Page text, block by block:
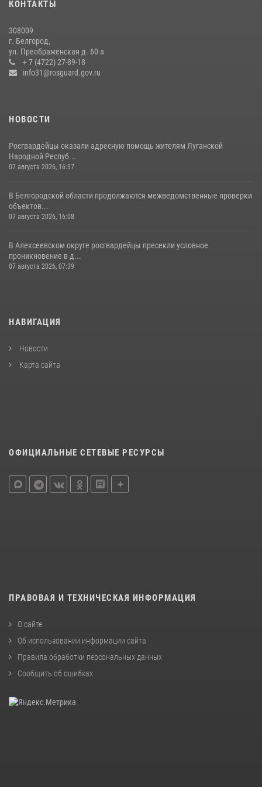
Белгородские росгвардейцы задержали рецидивиста за попытку
кражи из магазина
14 июля 2026, 07:13
КОНТАКТЫ
308009
г. Белгород,
ул. Преображенская д. 60 а
+ 7 (4722) 27-89-18
info31@rosguard.gov.ru
НОВОСТИ
Росгвардейцы оказали адресную помощь жителям Луганской
Народной Респуб...
07 августа 2026, 16:37
В Белгородской области продолжаются межведомственные проверки
объектов...
07 августа 2026, 16:08
В Алексеевском округе росгвардейцы пресекли условное
проникновение в д...
07 августа 2026, 07:39
НАВИГАЦИЯ
Новости
Карта сайта
ОФИЦИАЛЬНЫЕ СЕТЕВЫЕ РЕСУРСЫ
ПРАВОВАЯ И ТЕХНИЧЕСКАЯ ИНФОРМАЦИЯ
О сайте
Об использовании информации сайта
Правила обработки персональных данных
Сообщить об ошибках